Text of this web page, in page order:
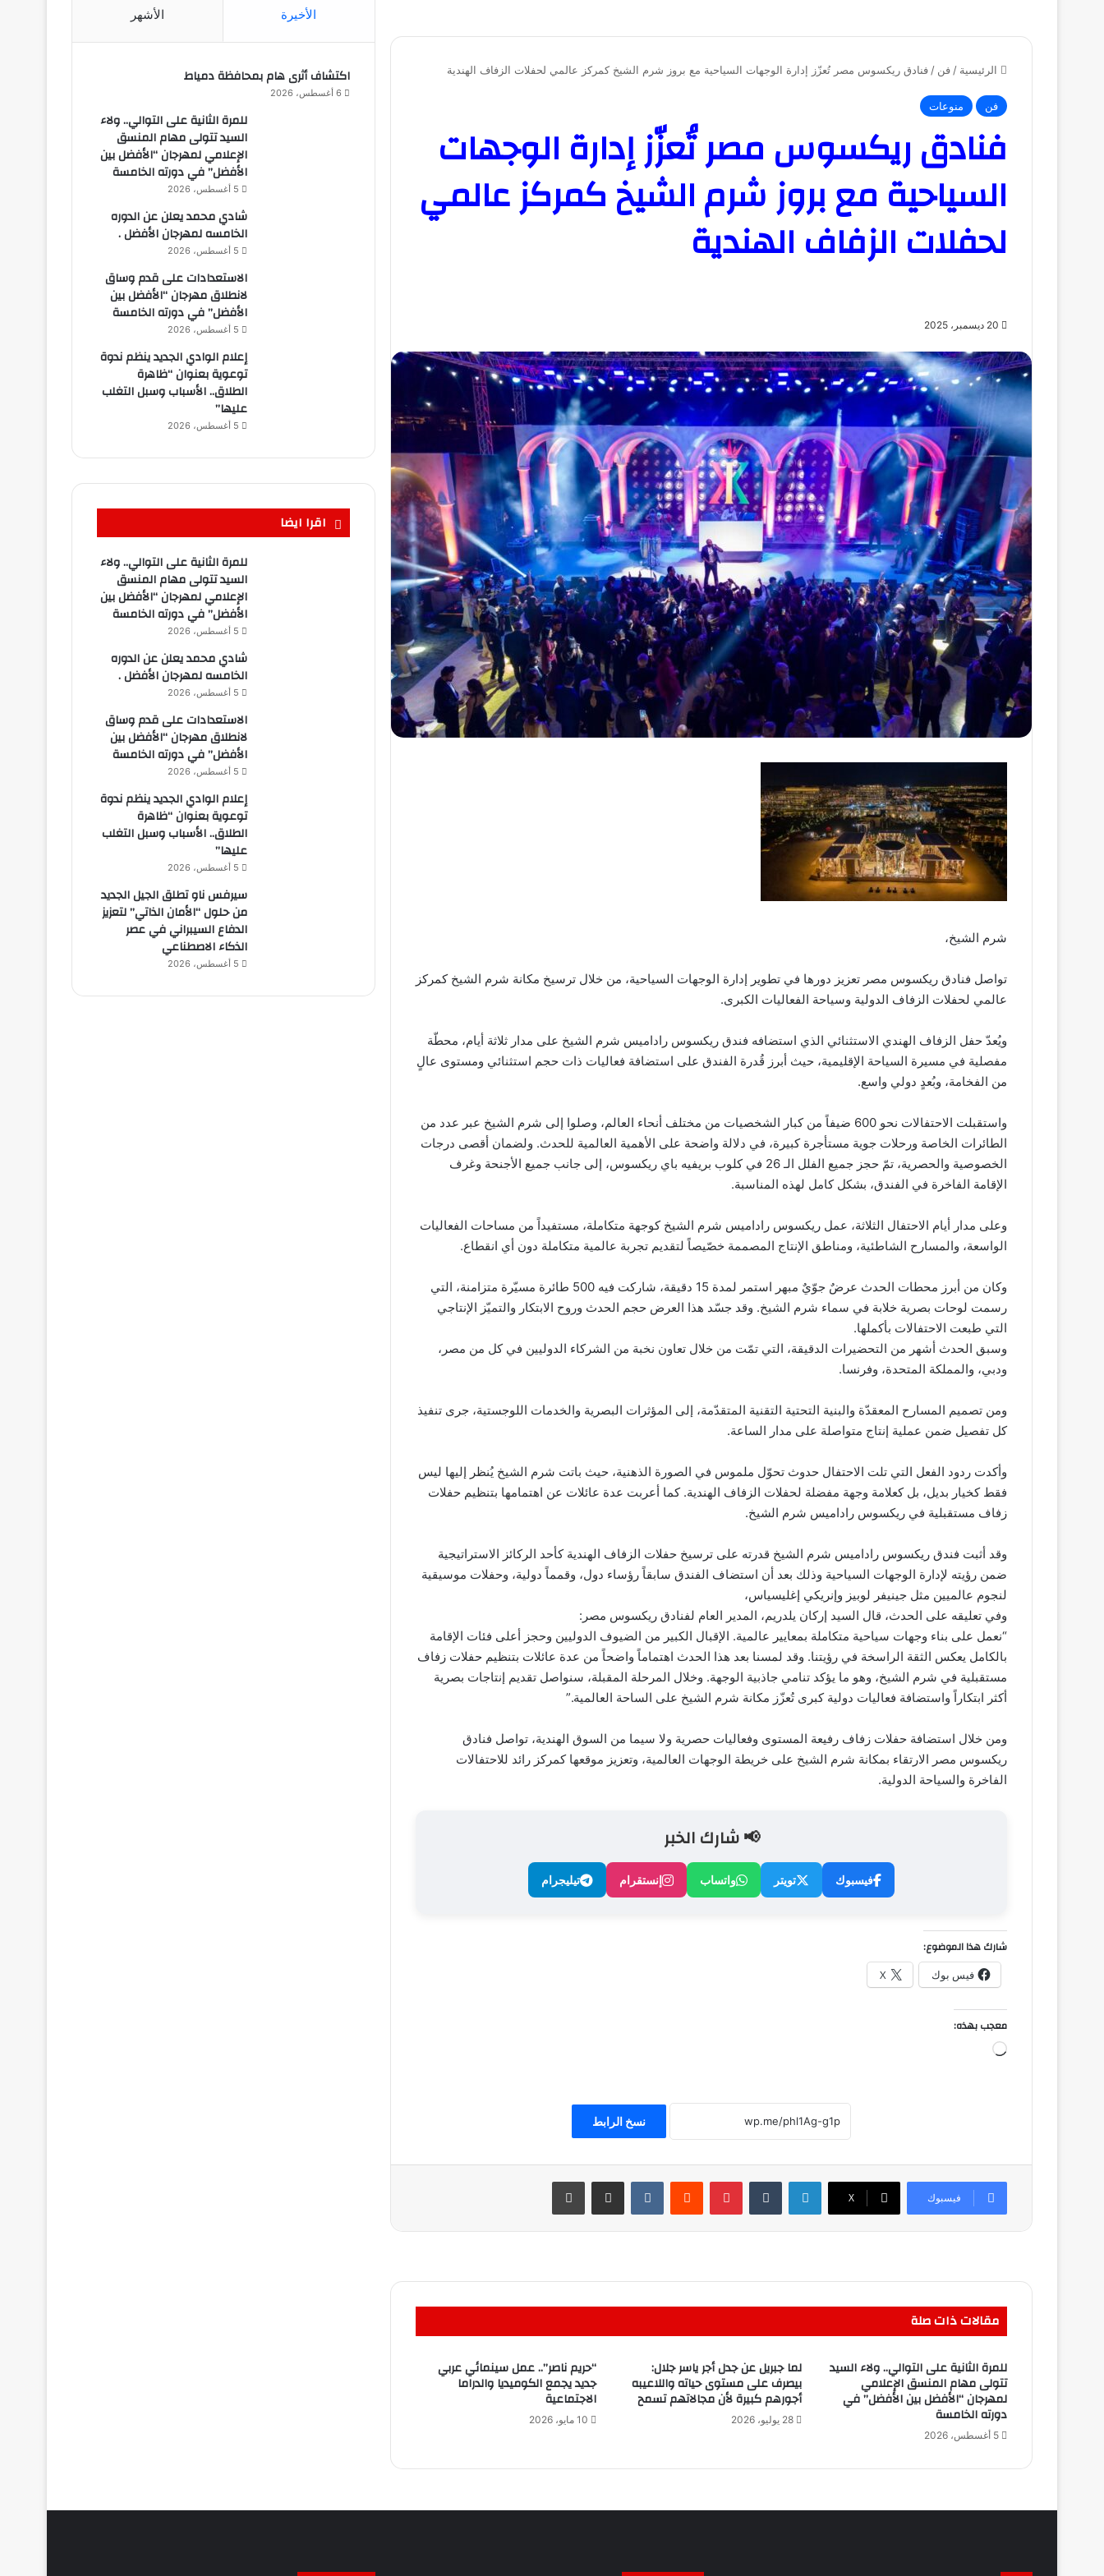
الرئيسية / فن / فنادق ريكسوس مصر تُعزّز إدارة الوجهات السياحية مع بروز شرم الشيخ كمركز عالمي لحفلات الزفاف الهندية
فن منوعات
فنادق ريكسوس مصر تُعزّز إدارة الوجهات
السياحية مع بروز شرم الشيخ كمركز عالمي
لحفلات الزفاف الهندية
20 ديسمبر، 2025
شرم الشيخ،
تواصل فنادق ريكسوس مصر تعزيز دورها في تطوير إدارة الوجهات السياحية، من خلال ترسيخ مكانة شرم الشيخ كمركز
عالمي لحفلات الزفاف الدولية وسياحة الفعاليات الكبرى.
ويُعدّ حفل الزفاف الهندي الاستثنائي الذي استضافه فندق ريكسوس راداميس شرم الشيخ على مدار ثلاثة أيام، محطّة
مفصلية في مسيرة السياحة الإقليمية، حيث أبرز قُدرة الفندق على استضافة فعاليات ذات حجم استثنائي ومستوى عالٍ
من الفخامة، وبُعدٍ دولي واسع.
واستقبلت الاحتفالات نحو 600 ضيفاً من كبار الشخصيات من مختلف أنحاء العالم، وصلوا إلى شرم الشيخ عبر عدد من
الطائرات الخاصة ورحلات جوية مستأجرة كبيرة، في دلالة واضحة على الأهمية العالمية للحدث. ولضمان أقصى درجات
الخصوصية والحصرية، تمّ حجز جميع الفلل الـ 26 في كلوب بريفيه باي ريكسوس، إلى جانب جميع الأجنحة وغرف
الإقامة الفاخرة في الفندق، بشكل كامل لهذه المناسبة.
وعلى مدار أيام الاحتفال الثلاثة، عمل ريكسوس راداميس شرم الشيخ كوجهة متكاملة، مستفيداً من مساحات الفعاليات
الواسعة، والمسارح الشاطئية، ومناطق الإنتاج المصممة خصّيصاً لتقديم تجربة عالمية متكاملة دون أي انقطاع.
وكان من أبرز محطات الحدث عرضٌ جوّيٌ مبهر استمر لمدة 15 دقيقة، شاركت فيه 500 طائرة مسيّرة متزامنة، التي
رسمت لوحات بصرية خلابة في سماء شرم الشيخ. وقد جسّد هذا العرض حجم الحدث وروح الابتكار والتميّز الإنتاجي
التي طبعت الاحتفالات بأكملها.
وسبق الحدث أشهر من التحضيرات الدقيقة، التي تمّت من خلال تعاون نخبة من الشركاء الدوليين في كل من مصر،
ودبي، والمملكة المتحدة، وفرنسا.
ومن تصميم المسارح المعقدّة والبنية التحتية التقنية المتقدّمة، إلى المؤثرات البصرية والخدمات اللوجستية، جرى تنفيذ
كل تفصيل ضمن عملية إنتاج متواصلة على مدار الساعة.
وأكدت ردود الفعل التي تلت الاحتفال حدوث تحوّل ملموس في الصورة الذهنية، حيث باتت شرم الشيخ يُنظر إليها ليس
فقط كخيار بديل، بل كعلامة وجهة مفضلة لحفلات الزفاف الهندية. كما أعربت عدة عائلات عن اهتمامها بتنظيم حفلات
زفاف مستقبلية في ريكسوس راداميس شرم الشيخ.
وقد أثبت فندق ريكسوس راداميس شرم الشيخ قدرته على ترسيخ حفلات الزفاف الهندية كأحد الركائز الاستراتيجية
ضمن رؤيته لإدارة الوجهات السياحية وذلك بعد أن استضاف الفندق سابقاً رؤساء دول، وقمماً دولية، وحفلات موسيقية
لنجوم عالميين مثل جينيفر لوبيز وإنريكي إغليسياس،
وفي تعليقه على الحدث، قال السيد إركان يلدريم، المدير العام لفنادق ريكسوس مصر:
“نعمل على بناء وجهات سياحية متكاملة بمعايير عالمية. الإقبال الكبير من الضيوف الدوليين وحجز أعلى فئات الإقامة
بالكامل يعكس الثقة الراسخة في رؤيتنا. وقد لمسنا بعد هذا الحدث اهتماماً واضحاً من عدة عائلات بتنظيم حفلات زفاف
مستقبلية في شرم الشيخ، وهو ما يؤكد تنامي جاذبية الوجهة. وخلال المرحلة المقبلة، سنواصل تقديم إنتاجات بصرية
أكثر ابتكاراً واستضافة فعاليات دولية كبرى تُعزّز مكانة شرم الشيخ على الساحة العالمية.”
ومن خلال استضافة حفلات زفاف رفيعة المستوى وفعاليات حصرية ولا سيما من السوق الهندية، تواصل فنادق
ريكسوس مصر الارتقاء بمكانة شرم الشيخ على خريطة الوجهات العالمية، وتعزيز موقعها كمركز رائد للاحتفالات
الفاخرة والسياحة الدولية.
📢 شارك الخبر
فيسبوك تويتر واتساب إنستقرام تيليجرام
شارك هذا الموضوع:
فيس بوك X
معجب بهذه:
جاري
نسخ الرابط
فيسبوك ‫X
لينكدإن بينتيريست مشاركة عبر البريد طباعة
مقالات ذات صلة
للمرة الثانية على التوالي.. ولاء السيد
تتولى مهام المنسق الإعلامي
لمهرجان “الأفضل بين الأفضل” في
دورته الخامسة
5 أغسطس، 2026
لما جبريل عن جدل أجر ياسر جلال:
بيصرف على مستوى حياته واللاعيبه
أجورهم كبيرة لأن مجالاتهم تسمح
28 يوليو، 2026
“حريم ناصر”.. عمل سينمائي عربي
جديد يجمع الكوميديا والدراما
الاجتماعية
10 مايو، 2026
الأخيرة الأشهر
اكتشاف أثرى هام بمحافظة دمياط
6 أغسطس، 2026
للمرة الثانية على التوالي.. ولاء
السيد تتولى مهام المنسق
الإعلامي لمهرجان “الأفضل بين
الأفضل” في دورته الخامسة
5 أغسطس، 2026
شادي محمد يعلن عن الدوره
الخامسه لمهرجان الأفضل .
5 أغسطس، 2026
الاستعدادات على قدم وساق
لانطلاق مهرجان “الأفضل بين
الأفضل” في دورته الخامسة
5 أغسطس، 2026
إعلام الوادي الجديد ينظم ندوة
توعوية بعنوان “ظاهرة
الطلاق.. الأسباب وسبل التغلب
عليها”
5 أغسطس، 2026
اقرا ايضا
للمرة الثانية على التوالي.. ولاء
السيد تتولى مهام المنسق
الإعلامي لمهرجان “الأفضل بين
الأفضل” في دورته الخامسة
5 أغسطس، 2026
شادي محمد يعلن عن الدوره
الخامسه لمهرجان الأفضل .
5 أغسطس، 2026
الاستعدادات على قدم وساق
لانطلاق مهرجان “الأفضل بين
الأفضل” في دورته الخامسة
5 أغسطس، 2026
إعلام الوادي الجديد ينظم ندوة
توعوية بعنوان “ظاهرة
الطلاق.. الأسباب وسبل التغلب
عليها”
5 أغسطس، 2026
سيرفس ناو تطلق الجيل الجديد
من حلول “الأمان الذاتي” لتعزيز
الدفاع السيبراني في عصر
الذكاء الاصطناعي
5 أغسطس، 2026